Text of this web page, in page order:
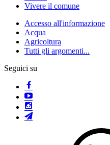
Vivere il comune
Accesso all'informazione
Acqua
Agricoltura
Tutti gli argomenti...
Seguici su